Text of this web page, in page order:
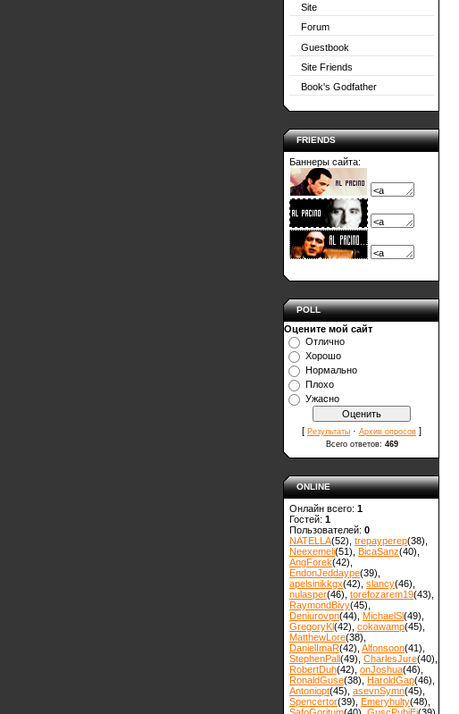
Site
Forum
Guestbook
Site Friends
Book's Godfather
FRIENDS
Баннеры сайта:
POLL
Оцените мой сайт
Отлично
Хорошо
Нормально
Плохо
Ужасно
[ Результаты · Архив опросов ]
Всего ответов: 469
ONLINE
Онлайн всего: 1
Гостей: 1
Пользователей: 0
NATELLA(52) trepayperep(38)
Neexemeli(51) BicaSanz(40)
AngForek(42)
EndonJeddaype(39)
apelsinikkgx(42) slancy(46)
nulasper(46) torefozarem19(43)
RaymondBivy(45)
Deniurovpn(44) MichaelSl(49)
GregoryKl(42) cokawamp(45)
MatthewLore(38)
DanielImaR(42) Alfonsoon(41)
StephenPall(49) CharlesJure(40)
RobertDuh(42) onJoshua(46)
RonaldGuse(38) HaroldGap(46)
Antoniopt(45) asevnSymn(45)
Spencertor(39) Emeryhulty(48)